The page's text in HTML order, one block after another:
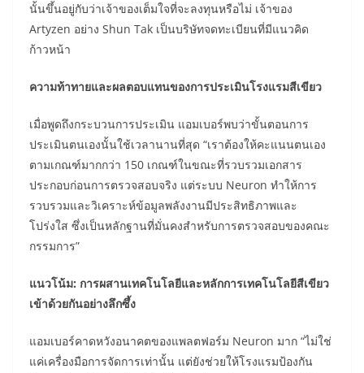
นั้นขึ้นอยู่กับว่าเจ้าของเต็มใจที่จะลงทุนหรือไม่ เจ้าของ
Artyzen อย่าง Shun Tak เป็นบริษัทจดทะเบียนที่มีแนวคิด
ก้าวหน้า
ความท้าทายและผลตอบแทนของการประเมินโรงแรมสีเขียว
เมื่อพูดถึงกระบวนการประเมิน แอมเบอร์พบว่าขั้นตอนการ
ประเมินตนเองนั้นใช้เวลานานที่สุด “เราต้องให้คะแนนตนเอง
ตามเกณฑ์มากกว่า 150 เกณฑ์ในขณะที่รวบรวมเอกสาร
ประกอบก่อนการตรวจสอบจริง แต่ระบบ Neuron ทำให้การ
รวบรวมและวิเคราะห์ข้อมูลพลังงานมีประสิทธิภาพและ
โปร่งใส ซึ่งเป็นหลักฐานที่มั่นคงสำหรับการตรวจสอบของคณะ
กรรมการ”
แนวโน้ม: การผสานเทคโนโลยีและหลักการเทคโนโลยีสีเขียว
เข้าด้วยกันอย่างลึกซึ้ง
แอมเบอร์คาดหวังอนาคตของแพลตฟอร์ม Neuron มาก “ไม่ใช่
แค่เครื่องมือการจัดการเท่านั้น แต่ยังช่วยให้โรงแรมป้องกัน